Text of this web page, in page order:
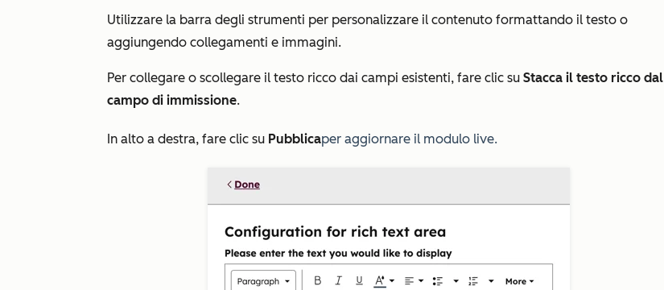
Utilizzare la barra degli strumenti per personalizzare il contenuto formattando il testo o
aggiungendo collegamenti e immagini.
Per collegare o scollegare il testo ricco dai campi esistenti, fare clic su Stacca il testo ricco dal
campo di immissione.
In alto a destra, fare clic su Pubblicaper aggiornare il modulo live.